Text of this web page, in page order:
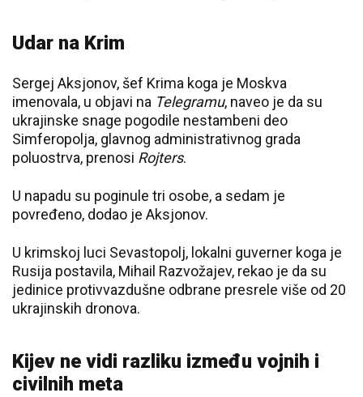
Udar na Krim
Sergej Aksjonov, šef Krima koga je Moskva
imenovala, u objavi na Telegramu, naveo je da su
ukrajinske snage pogodile nestambeni deo
Simferopolja, glavnog administrativnog grada
poluostrva, prenosi Rojters.
U napadu su poginule tri osobe, a sedam je
povređeno, dodao je Aksjonov.
U krimskoj luci Sevastopolj, lokalni guverner koga je
Rusija postavila, Mihail Razvožajev, rekao je da su
jedinice protivvazdušne odbrane presrele više od 20
ukrajinskih dronova.
Kijev ne vidi razliku između vojnih i
civilnih meta